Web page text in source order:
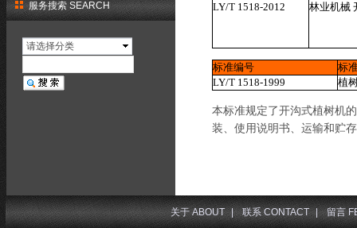
服务搜索 SEARCH
请选择分类
LY/T 1518-2012 林业机械
标准编号
标
LY/T 1518-1999
植
本标准规定了开沟式植树机
装、使用说明书、运输和贮
关于 ABOUT | 联系 CONTACT | 留言